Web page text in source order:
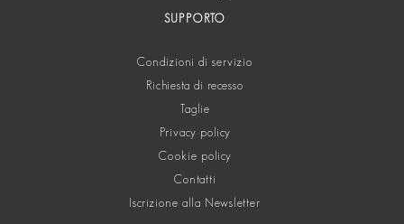
SUPPORTO
Condizioni di servizio
Richiesta di recesso
Taglie
Privacy policy
Cookie policy
Contatti
Iscrizione alla Newsletter